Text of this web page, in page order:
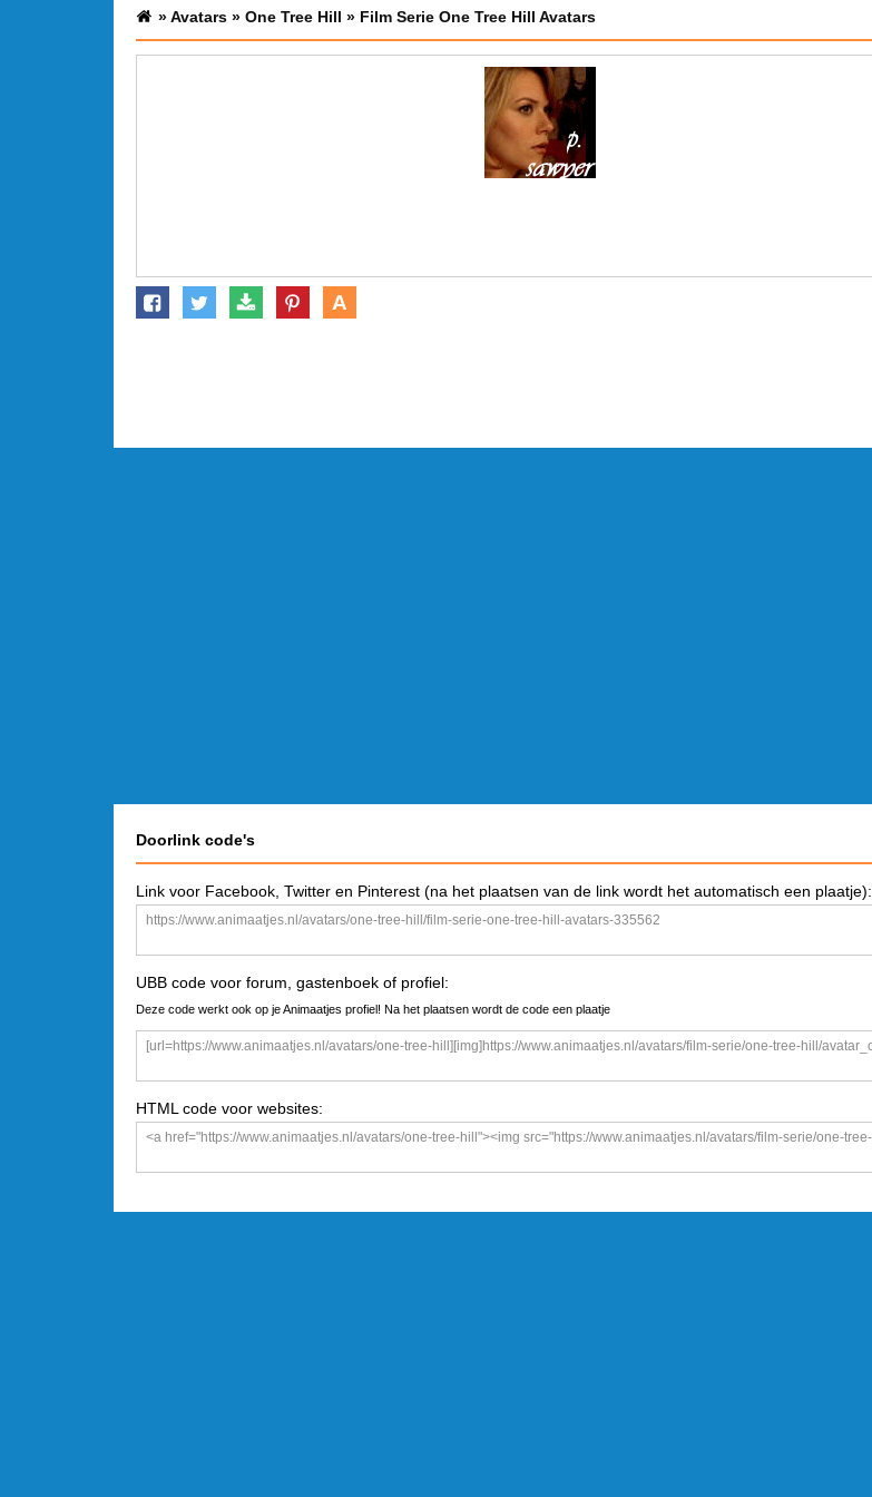
»Avatars » One Tree Hill » Film Serie One Tree Hill Avatars
A
Doorlink code's
Link voor Facebook, Twitter en Pinterest (na het plaatsen van de link wordt het automatisch een plaatje):
UBB code voor forum, gastenboek of profiel:
Deze code werkt ook op je Animaatjes profiel! Na het plaatsen wordt de code een plaatje
HTML code voor websites: